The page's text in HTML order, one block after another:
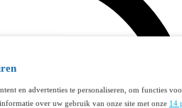
en advertenties te personaliseren, om functies
over uw gebruik van onze site met onze 14